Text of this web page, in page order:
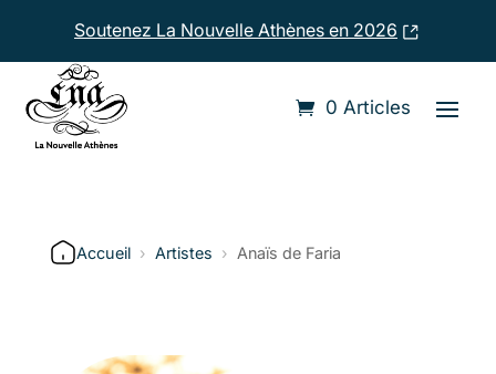
Soutenez La Nouvelle Athènes en 2026
0 Articles
Accueil › Artistes › Anaïs de Faria